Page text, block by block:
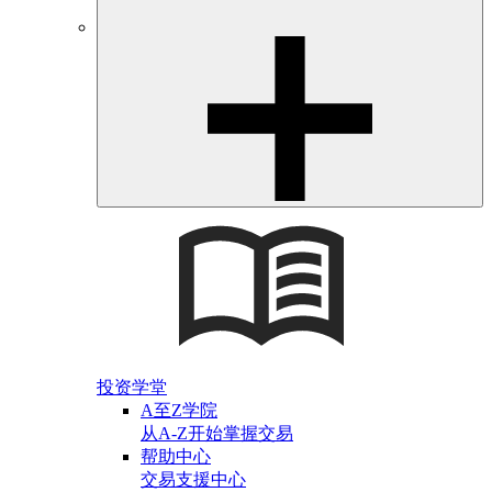
投资学堂
A至Z学院
从A-Z开始掌握交易
帮助中心
交易支援中心